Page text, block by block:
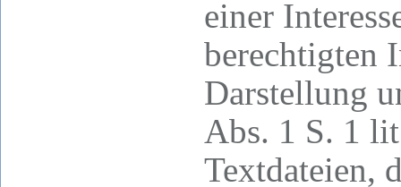
einer
berechtigten
Darstellung
Abs. 1 S. 1
Textdateien,